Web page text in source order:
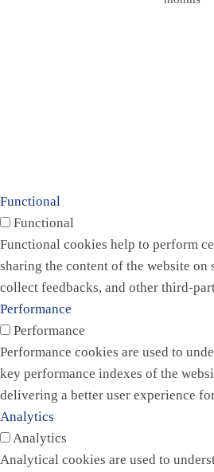
Functional
Functional
Functional cookies help to perform
sharing the content of the website on
collect feedbacks, and other third-
Performance
Performance
Performance cookies are used to
key performance indexes of the
delivering a better user experience
Analytics
Analytics
Analytical cookies are used to